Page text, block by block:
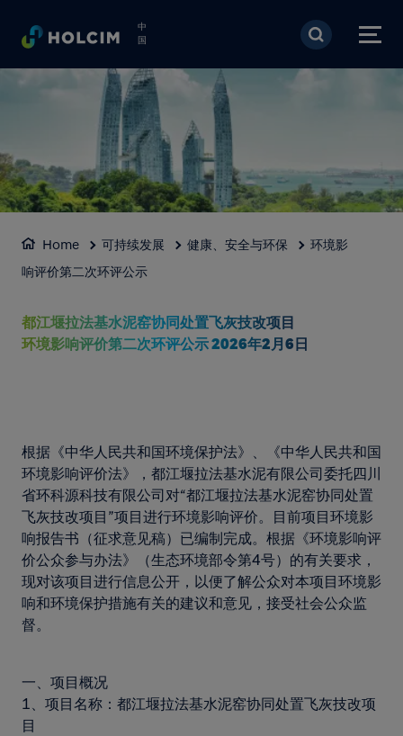
跳转到主要内容
中
国
Home 可持续发展 健康、安全与环保
环境影
响评价第二次环评公示
都江堰拉法基水泥窑协同处置飞灰技改项目
环境影响评价第二次环评公示 2026年2月6日
根据《中华人民共和国环境保护法》、《中华人民共和国
环境影响评价法》，都江堰拉法基水泥有限公司委托四川
省环科源科技有限公司对“都江堰拉法基水泥窑协同处置
飞灰技改项目”项目进行环境影响评价。目前项目环境影
响报告书（征求意见稿）已编制完成。根据《环境影响评
价公众参与办法》（生态环境部令第4号）的有关要求，
现对该项目进行信息公开，以便了解公众对本项目环境影
响和环境保护措施有关的建议和意见，接受社会公众监
督。
一、项目概况
1、项目名称：都江堰拉法基水泥窑协同处置飞灰技改项
目